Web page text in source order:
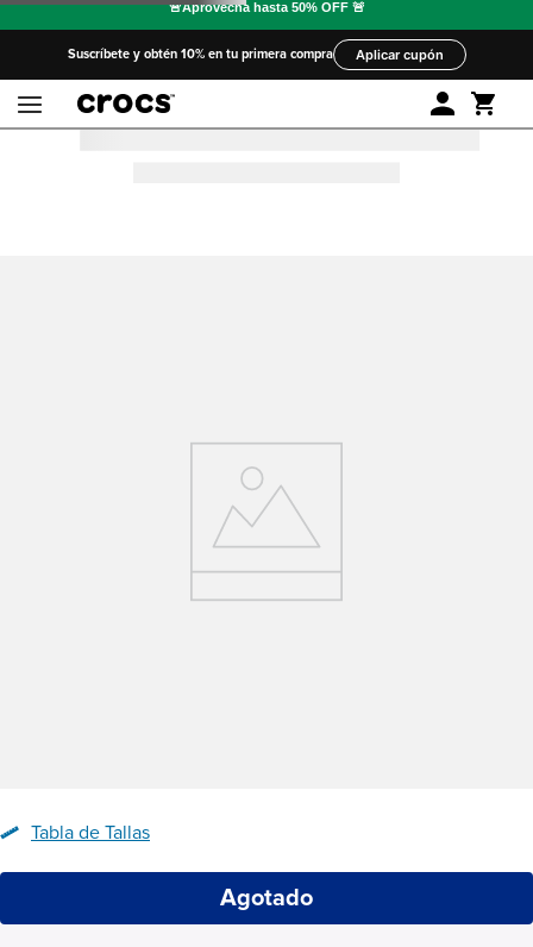
Suscríbete y obtén 10% en tu primera compra Aplicar cupón
Tabla de Tallas
Agotado